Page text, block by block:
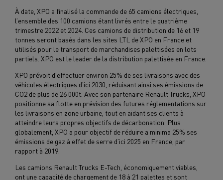
À date, XPO a finalisé la commande de 65 camions électriques,
l’ensemble des 100 camions étant livrés entre le quatrième
trimestre 2022 et 2024. Ces camions de distribution de 16 et 19
tonnes seront basés dans les sites LTL de XPO en France et
utilisés pour le transport de marchandises palettisées en lots
partiels. XPO est le leader de la distribution palettisée en France.
XPO prévoit d'effectuer environ 25% de ses livraisons avec des
véhicules électriques d'ici 2030, réduisant ainsi ses émissions de
CO2 de plus de 26 000t. Avec son partenaire Renault Trucks, XPO
positionne sa flotte en prévision des futures réglementations sur
les livraisons en zone urbaine, tout en aidant ses clients à
atteindre leurs propres objectifs de décarbonation. Plus
globalement, XPO a pour objectif de réduire a minima 25% ses
émissions de gaz à effet de serre d’ici 2025 en France, par
rapport à 2019.
Les camions Renault Trucks E-Tech, économiquement viables,
ont une capacité de chargement de 18 à 21 palettes et sont